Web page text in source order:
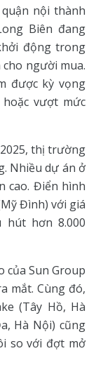
nội thành
Biên đang
động trong
người mua.
được kỳ vọng
vượt mức
thị trường
Nhiều dự án ở
cao. Điển hình
Đình) với giá
hút hơn 8.000
của Sun Group
mắt. Cùng đó,
(Tây Hồ, Hà
Hà Nội) cũng
so với đợt mở